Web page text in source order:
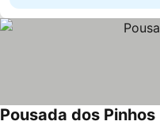
Pousada dos Pinhos